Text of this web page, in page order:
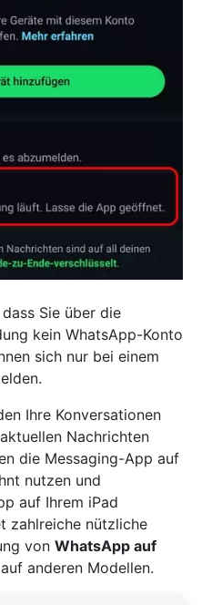
Sie über die
kein WhatsApp-Konto
sich nur bei einem
Ihre Konversationen
Nachrichten
die Messaging-App auf
nutzen und
auf Ihrem iPad
zahlreiche nützliche
von WhatsApp auf
anderen Modellen.